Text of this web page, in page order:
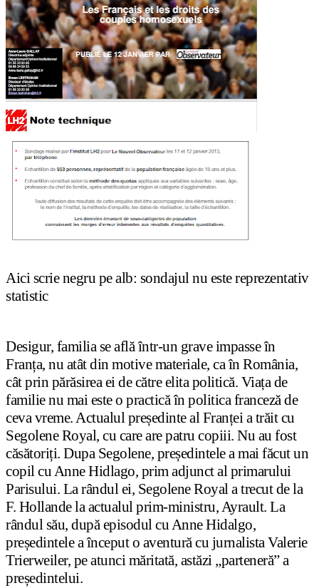
Aici scrie negru pe alb: sondajul nu este reprezentativ
statistic
Desigur, familia se află într-un grave impasse în
Franța, nu atât din motive materiale, ca în România,
cât prin părăsirea ei de către elita politică. Viața de
familie nu mai este o practică în politica franceză de
ceva vreme. Actualul președinte al Franței a trăit cu
Segolene Royal, cu care are patru copiii. Nu au fost
căsătoriți. Dupa Segolene, președintele a mai făcut un
copil cu Anne Hidlago, prim adjunct al primarului
Parisului. La rândul ei, Segolene Royal a trecut de la
F. Hollande la actualul prim-ministru, Ayrault. La
rândul său, după episodul cu Anne Hidalgo,
președintele a început o aventură cu jurnalista Valerie
Trierweiler, pe atunci măritată, astăzi „parteneră” a
președintelui.